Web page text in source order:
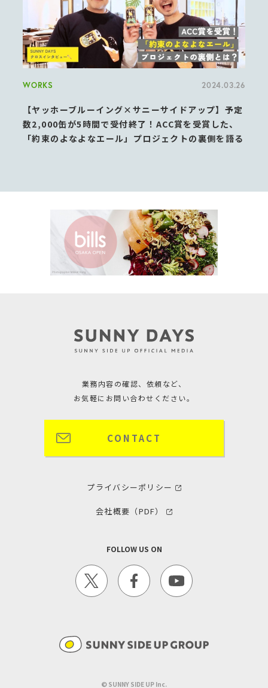
WORKS 2024.03.26
【ヤッホーブルーイング×サニーサイドアップ】予定
数2,000缶が5時間で受付終了！ACC賞を受賞した、
「約束のよなよなエール」プロジェクトの裏側を語る
業務内容の確認、依頼など、
お気軽にお問い合わせください。
CONTACT
プライバシーポリシー
会社概要（PDF）
FOLLOW US ON
©︎ SUNNY SIDE UP Inc.